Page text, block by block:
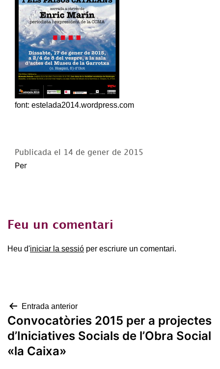
font: estelada2014.wordpress.com
Publicada el 14 de gener de 2015
Per
Feu un comentari
Heu d'iniciar la sessió per escriure un comentari.
Navegació
d'entrades
Entrada anterior
Convocatòries 2015 per a projectes
d’Iniciatives Socials de l’Obra Social
«la Caixa»